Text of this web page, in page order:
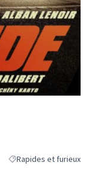
Filtrer les résultats de
Rapides et furieux